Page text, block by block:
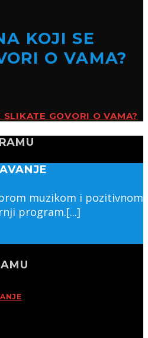
KOJI SE
O VAMA?
GOVORI O VAMA?
muzikom i pozitivnom
program.[...]